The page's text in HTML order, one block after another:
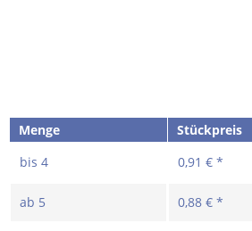
Menge
Stückpreis
bis 4 0,91 € *
ab 5 0,88 € *